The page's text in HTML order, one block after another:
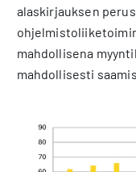
alaskirjauksen
mahdollisena
mahdollisesti